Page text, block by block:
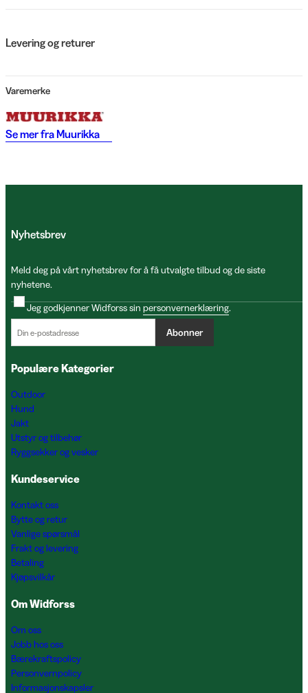
Levering og returer
Varemerke
Se mer fra Muurikka
Nyhetsbrev
Meld deg på vårt nyhetsbrev for å få utvalgte tilbud og de siste
nyhetene.
Jeg godkjenner Widforss sin personvernerklæring.
Abonner
Populære Kategorier
Outdoor
Hund
Jakt
Utstyr og tilbehør
Ryggsekker og vesker
Kundeservice
Kontakt oss
Bytte og retur
Vanlige spørsmål
Frakt og levering
Betaling
Kjøpsvilkår
Om Widforss
Om oss
Jobb hos oss
Bærekraftspolicy
Personvernpolicy
Informasjonskapsler